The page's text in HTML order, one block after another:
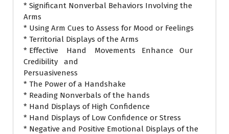
* Significant Nonverbal Behaviors Involving the
Arms
* Using Arm Cues to Assess for Mood or Feelings
* Territorial Displays of the Arms
* Effective Hand Movements Enhance Our
Credibility and
Persuasiveness
* The Power of a Handshake
* Reading Nonverbals of the hands
* Hand Displays of High Confidence
* Hand Displays of Low Confidence or Stress
* Negative and Positive Emotional Displays of the